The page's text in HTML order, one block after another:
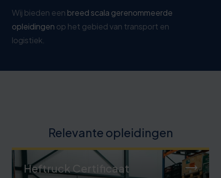
Wij bieden een breed scala gerenommeerde
opleidingen op het gebied van transport en
logistiek.
Relevante opleidingen
Heftruck Certificaat